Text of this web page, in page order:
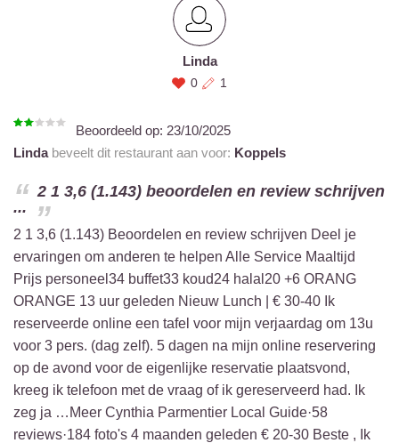
Linda
0 1
Beoordeeld op: 23/10/2025
Lindabeveelt dit restaurant aan voor: Koppels
2 1 3,6 (1.143) beoordelen en review schrijven
...
2 1 3,6 (1.143) Beoordelen en review schrijven Deel je
ervaringen om anderen te helpen Alle Service Maaltijd
Prijs personeel34 buffet33 koud24 halal20 +6 ORANG
ORANGE 13 uur geleden Nieuw Lunch | € 30-40 Ik
reserveerde online een tafel voor mijn verjaardag om 13u
voor 3 pers. (dag zelf). 5 dagen na mijn online reservering
op de avond voor de eigenlijke reservatie plaatsvond,
kreeg ik telefoon met de vraag of ik gereserveerd had. Ik
zeg ja …Meer Cynthia Parmentier Local Guide·58
reviews·184 foto's 4 maanden geleden € 20-30 Beste , Ik